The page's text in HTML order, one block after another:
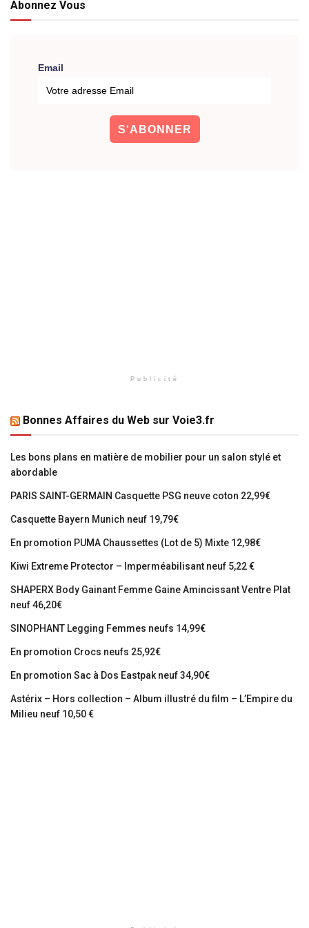
Abonnez Vous
Email
Publicité
Bonnes Affaires du Web sur Voie3.fr
Les bons plans en matière de mobilier pour un salon stylé et
abordable
PARIS SAINT-GERMAIN Casquette PSG neuve coton 22,99€
Casquette Bayern Munich neuf 19,79€
En promotion PUMA Chaussettes (Lot de 5) Mixte 12,98€
Kiwi Extreme Protector – Imperméabilisant neuf 5,22 €
SHAPERX Body Gainant Femme Gaine Amincissant Ventre Plat
neuf 46,20€
SINOPHANT Legging Femmes neufs 14,99€
En promotion Crocs neufs 25,92€
En promotion Sac à Dos Eastpak neuf 34,90€
Astérix – Hors collection – Album illustré du film – L’Empire du
Milieu neuf 10,50 €